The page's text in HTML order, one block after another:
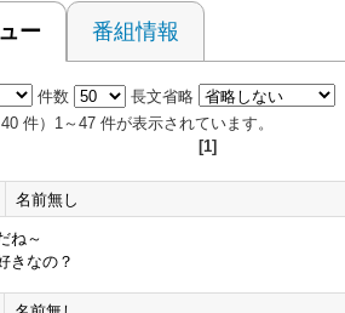
ー 番組情報
件数
長文省略
件）1～47 件が表示されています。
[1]
名前無し
ね～
きなの？